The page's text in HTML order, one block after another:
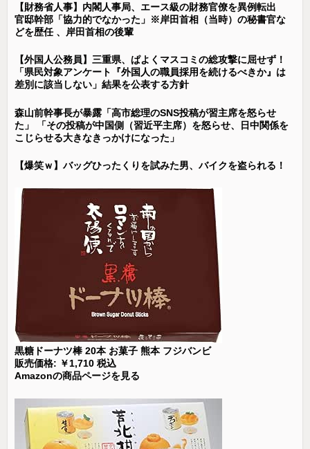
【財務省人事】内閣人事局、エース級の財務官僚を異例転出
官邸幹部「協力的でなかった」※岸田首相（当時）の秘書官な
どを歴任 、岸田首相の後輩
【外国人公務員】三重県、ぱよくマスコミの総攻撃に屈せず！
「県民対象アンケート『外国人の職員採用を続けるべきか』は
差別に該当しない」結果を公表する方針
森山前幹事長が暴露「高市総理のSNS投稿が習主席を怒らせ
た」 「その投稿が中国側（習近平主席）を怒らせ、日中関係を
こじらせる大きなきっかけになった」
【爆笑ｗ】バッグひったくりを試みた男、バイクを盗られる！
黒糖ドーナツ棒 20本 お菓子 熊本 フジバンビ
販売価格: ￥1,710 税込
Amazonの商品ページを見る